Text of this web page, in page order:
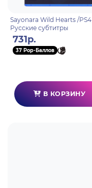
Sayonara Wild Hearts /PS4
Русские субтитры
731р.
37 Pop-Баллов
В КОРЗИНУ